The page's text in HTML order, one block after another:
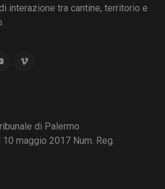
interazione tra cantine, territorio e
di Palermo
10 maggio 2017 Num. Reg.